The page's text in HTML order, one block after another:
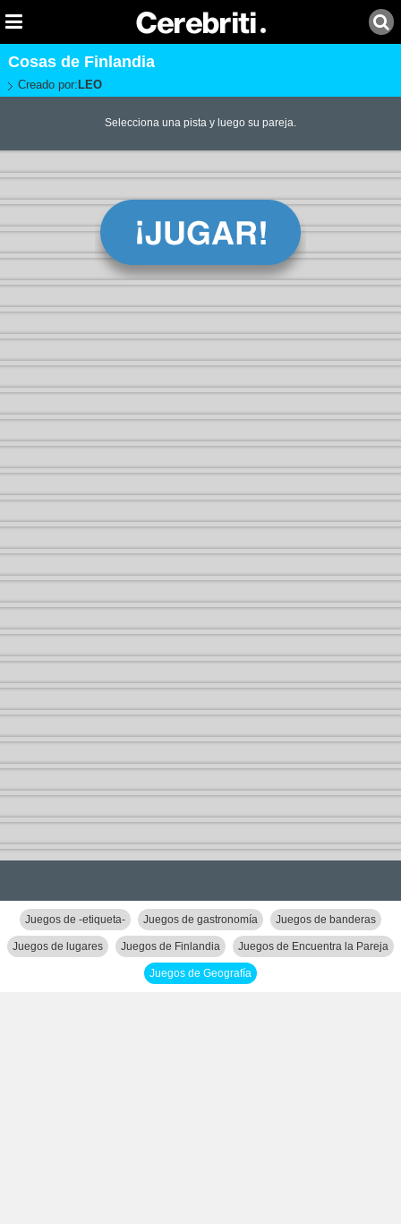
Cosas de Finlandia
Creado por: LEO
Selecciona una pista y luego su pareja.
Juegos de -etiqueta- Juegos de gastronomía Juegos de banderas
Juegos de lugares Juegos de Finlandia Juegos de Encuentra la Pareja
Juegos de Geografía